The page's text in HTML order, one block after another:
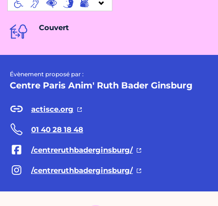
Couvert
Évènement proposé par :
Centre Paris Anim' Ruth Bader Ginsburg
actisce.org
01 40 28 18 48
/centreruthbaderginsburg/
/centreruthbaderginsburg/